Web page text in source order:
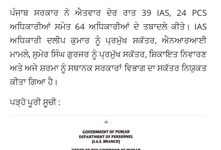
ਪੰਜਾਬ ਸਰਕਾਰ ਨੇ ਐਤਵਾਰ ਦੇਰ ਰਾਤ 39 IAS, 24 PCS
ਅਧਿਕਾਰੀਆਂ ਸਮੇਤ 64 ਅਧਿਕਾਰੀਆਂ ਦੇ ਤਬਾਦਲੇ ਕੀਤੇ। IAS
ਅਧਿਕਾਰੀ ਦਲੀਪ ਕੁਮਾਰ ਨੂੰ ਪ੍ਰਮੁੱਖ ਸਕੱਤਰ, ਐਨਆਰਆਈ
ਮਾਮਲੇ, ਸੁਮੇਰ ਸਿੰਘ ਗੁਰਜਰ ਨੂੰ ਪ੍ਰਮੁੱਖ ਸਕੱਤਰ, ਸ਼ਿਕਾਇਤ ਨਿਵਾਰਣ
ਅਤੇ ਅਜੇ ਸ਼ਰਮਾ ਨੂੰ ਸਥਾਨਕ ਸਰਕਾਰਾਂ ਵਿਭਾਗ ਦਾ ਸਕੱਤਰ ਨਿਯੁਕਤ
ਕੀਤਾ ਗਿਆ ਹੈ।
ਪੜ੍ਹੋ ਪੂਰੀ ਸੂਚੀ :